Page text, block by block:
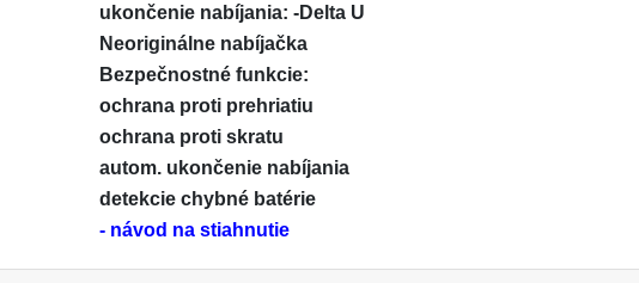
ukončenie nabíjania: -Delta U
Neoriginálne nabíjačka
Bezpečnostné funkcie:
ochrana proti prehriatiu
ochrana proti skratu
autom. ukončenie nabíjania
detekcie chybné batérie
- návod na stiahnutie